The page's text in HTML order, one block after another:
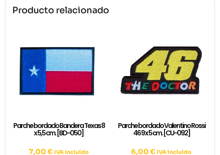
Producto relacionado
Parche bordado Bandera Texas 8
x 5,5 cm. [BD-050]
7,00 € IVA incluído
Parche bordado Valentino Rossi
46 9 x 5 cm. [CU-092]
6,00 € IVA incluído